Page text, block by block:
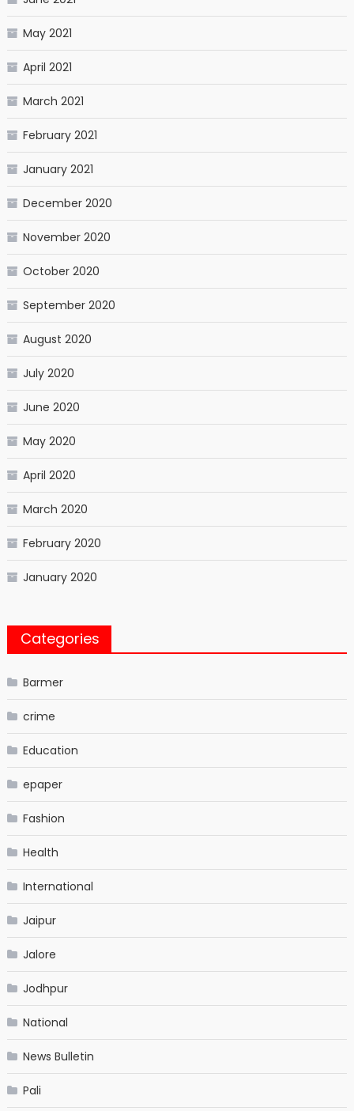
May 2021
April 2021
March 2021
February 2021
January 2021
December 2020
November 2020
October 2020
September 2020
August 2020
July 2020
June 2020
May 2020
April 2020
March 2020
February 2020
January 2020
Categories
Barmer
crime
Education
epaper
Fashion
Health
International
Jaipur
Jalore
Jodhpur
National
News Bulletin
Pali